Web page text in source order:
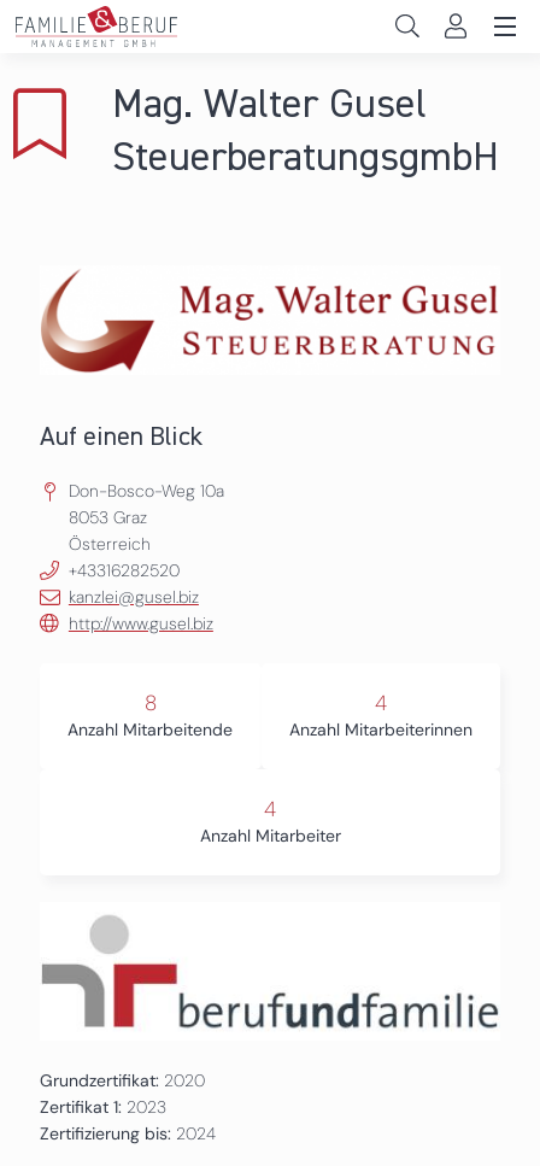
Direkt zum Inhalt
Gemeinden
Das sind wir
News & Events
Mag. Walter Gusel
SteuerberatungsgmbH
Auf einen Blick
Don-Bosco-Weg 10a
8053 Graz
Österreich
+43316282520
kanzlei@gusel.biz
http://www.gusel.biz
8
Anzahl Mitarbeitende
4
Anzahl Mitarbeiterinnen
4
Anzahl Mitarbeiter
Grundzertifikat: 2020
Zertifikat 1: 2023
Zertifizierung bis: 2024